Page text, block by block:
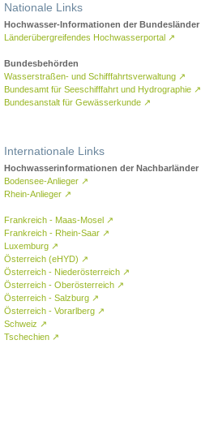
Nationale Links
Hochwasser-Informationen der Bundesländer
Länderübergreifendes Hochwasserportal ↗
Bundesbehörden
Wasserstraßen- und Schifffahrtsverwaltung ↗
Bundesamt für Seeschifffahrt und Hydrographie ↗
Bundesanstalt für Gewässerkunde ↗
Internationale Links
Hochwasserinformationen der Nachbarländer
Bodensee-Anlieger ↗
Rhein-Anlieger ↗
Frankreich - Maas-Mosel ↗
Frankreich - Rhein-Saar ↗
Luxemburg ↗
Österreich (eHYD) ↗
Österreich - Niederösterreich ↗
Österreich - Oberösterreich ↗
Österreich - Salzburg ↗
Österreich - Vorarlberg ↗
Schweiz ↗
Tschechien ↗